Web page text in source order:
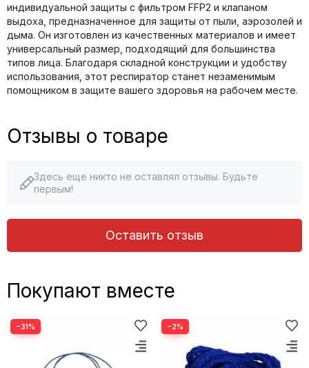
индивидуальной защиты с фильтром FFP2 и клапаном
выдоха, предназначенное для защиты от пыли, аэрозолей и
дыма. Он изготовлен из качественных материалов и имеет
универсальный размер, подходящий для большинства
типов лица. Благодаря складной конструкции и удобству
использования, этот респиратор станет незаменимым
помощником в защите вашего здоровья на рабочем месте.
Отзывы о товаре
Здесь еще никто не оставлял отзывы. Будьте
первым!
Оставить отзыв
Покупают вместе
−31% −2%